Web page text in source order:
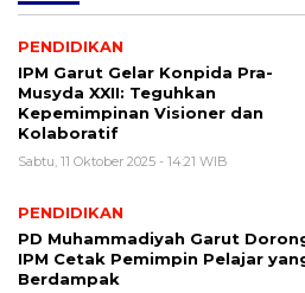
PENDIDIKAN
IPM Garut Gelar Konpida Pra-
Musyda XXII: Teguhkan
Kepemimpinan Visioner dan
Kolaboratif
Sabtu, 11 Oktober 2025 - 14:21 WIB
PENDIDIKAN
PD Muhammadiyah Garut
IPM Cetak Pemimpin Pelajar
Berdampak